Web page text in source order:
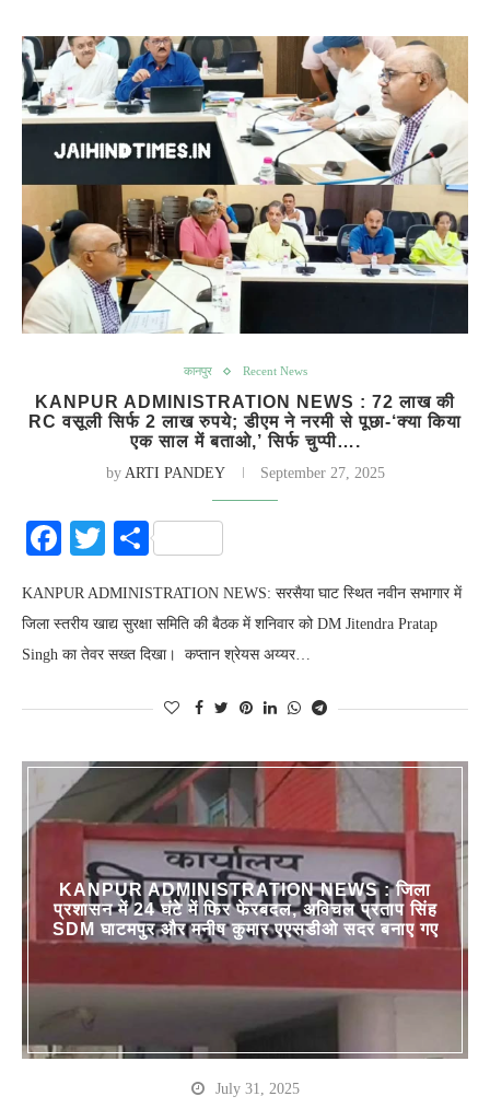
कानपुर Recent News
KANPUR ADMINISTRATION NEWS : 72 लाख की
RC वसूली सिर्फ 2 लाख रुपये; डीएम ने नरमी से पूछा-‘क्या किया
एक साल में बताओ,’ सिर्फ चुप्पी….
by ARTI PANDEY September 27, 2025
Facebook
Twitter
Share
KANPUR ADMINISTRATION NEWS: सरसैया घाट स्थित नवीन सभागार में
जिला स्तरीय खाद्य सुरक्षा समिति की बैठक में शनिवार को DM Jitendra Pratap
Singh का तेवर सख्त दिखा। कप्तान श्रेयस अय्यर…
KANPUR ADMINISTRATION NEWS : जिला
प्रशासन में 24 घंटे में फिर फेरबदल, अविचल प्रताप सिंह
SDM घाटमपुर और मनीष कुमार एएसडीओ सदर बनाए गए
July 31, 2025